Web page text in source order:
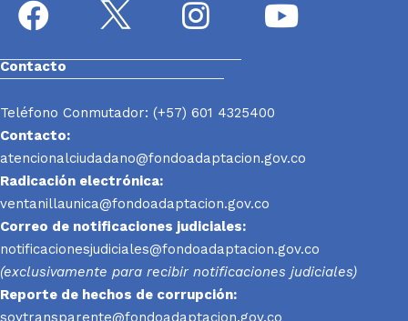
Contacto
Teléfono Conmutador: (+57) 601 4325400
Contacto:
atencionalciudadano@fondoadaptacion.gov.co
Radicación electrónica:
ventanillaunica@fondoadaptacion.gov.co
Correo de notificaciones judiciales:
notificacionesjudiciales@fondoadaptacion.gov.co
(exclusivamente para recibir notificaciones judiciales)
Reporte de hechos de corrupción:
soytransparente@fondoadaptacion.gov.co